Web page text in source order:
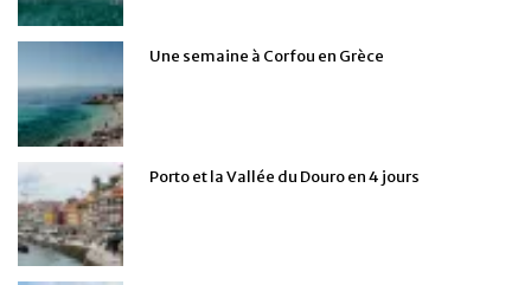
Une semaine à Corfou en Grèce
Porto et la Vallée du Douro en 4 jours